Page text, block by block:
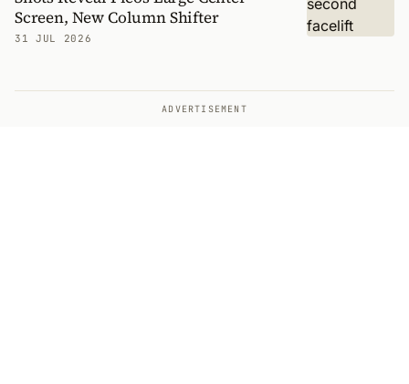
Screen, New Column Shifter
31 JUL 2026
ADVERTISEMENT